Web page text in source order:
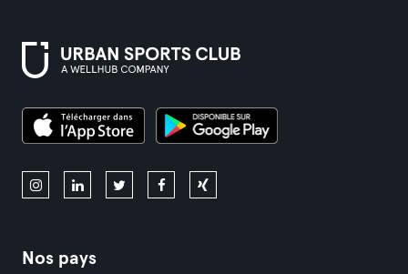
Nos pays